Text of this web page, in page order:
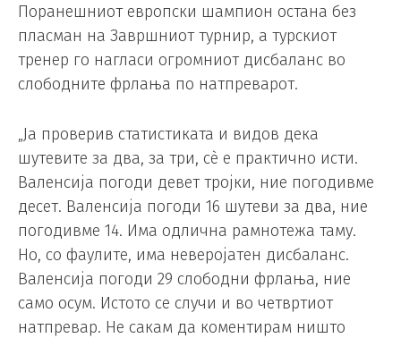
Поранешниот европски шампион остана без
пласман на Завршниот турнир, а турскиот
тренер го нагласи огромниот дисбаланс во
слободните фрлања по натпреварот.
„Ја проверив статистиката и видов дека
шутевите за два, за три, сè е практично исти.
Валенсија погоди девет тројки, ние погодивме
десет. Валенсија погоди 16 шутеви за два, ние
погодивме 14. Има одлична рамнотежа таму.
Но, со фаулите, има неверојатен дисбаланс.
Валенсија погоди 29 слободни фрлања, ние
само осум. Истото се случи и во четвртиот
натпревар. Не сакам да коментирам ништо